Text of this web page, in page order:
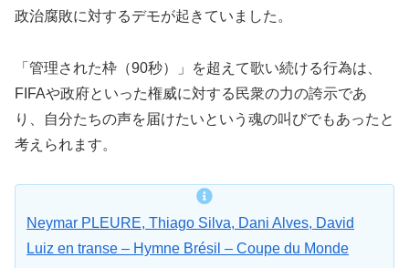
政治腐敗に対するデモが起きていました。
「管理された枠（90秒）」を超えて歌い続ける行為は、
FIFAや政府といった権威に対する民衆の力の誇示であ
り、自分たちの声を届けたいという魂の叫びでもあったと
考えられます。
Neymar PLEURE, Thiago Silva, Dani Alves, David
Luiz en transe – Hymne Brésil – Coupe du Monde